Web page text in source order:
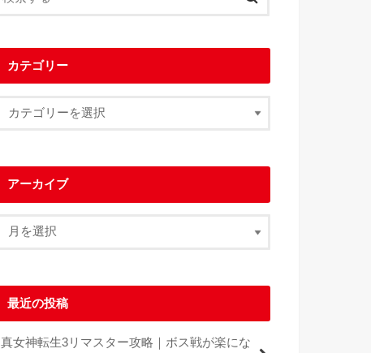
カテゴリー
アーカイブ
最近の投稿
真女神転生3リマスター攻略｜ボス戦が楽にな